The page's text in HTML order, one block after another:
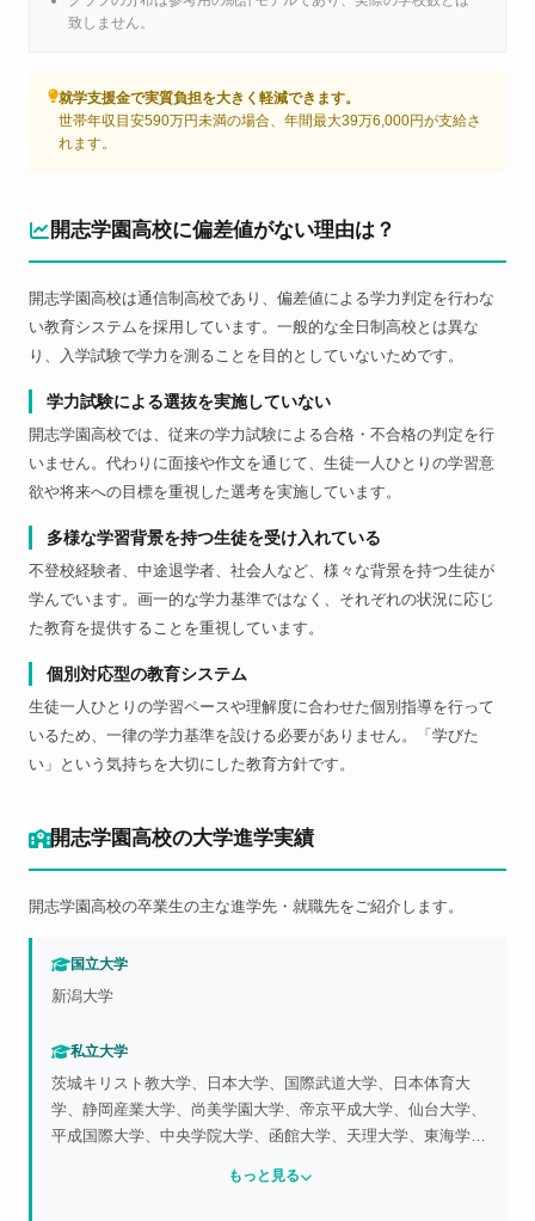
致しません。
就学支援金で実質負担を大きく軽減できます。
世帯年収目安590万円未満の場合、年間最大39万6,000円が支給さ
れます。
開志学園高校に偏差値がない理由は？
開志学園高校は通信制高校であり、偏差値による学力判定を行わな
い教育システムを採用しています。一般的な全日制高校とは異な
り、入学試験で学力を測ることを目的としていないためです。
学力試験による選抜を実施していない
開志学園高校では、従来の学力試験による合格・不合格の判定を行
いません。代わりに面接や作文を通じて、生徒一人ひとりの学習意
欲や将来への目標を重視した選考を実施しています。
多様な学習背景を持つ生徒を受け入れている
不登校経験者、中途退学者、社会人など、様々な背景を持つ生徒が
学んでいます。画一的な学力基準ではなく、それぞれの状況に応じ
た教育を提供することを重視しています。
個別対応型の教育システム
生徒一人ひとりの学習ペースや理解度に合わせた個別指導を行って
いるため、一律の学力基準を設ける必要がありません。「学びた
い」という気持ちを大切にした教育方針です。
開志学園高校の大学進学実績
開志学園高校の卒業生の主な進学先・就職先をご紹介します。
国立大学
新潟大学
私立大学
茨城キリスト教大学、日本大学、国際武道大学、日本体育大
学、静岡産業大学、尚美学園大学、帝京平成大学、仙台大学、
平成国際大学、中央学院大学、函館大学、天理大学、東海学園
星大学、四日市大学、杏林大学、駒沢大学、城西大学、東京農
もっと見る